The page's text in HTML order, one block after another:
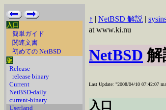
入口
簡単ガイド
関連文書
初めての NetBSD
版
Release
release binary
Current
NetBSD-daily
current-binary
Userland
↑ | NetBSD 解説 |
at www.ki.nu
NetBSD 解
Last Update: "2008/04/10 07:42:07
入口